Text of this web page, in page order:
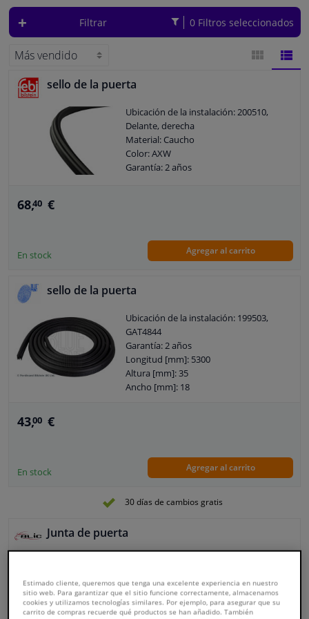
Ventanas y accesorios
Limpieza y proteccón
Taller y herramientas
Accesorios para autocaravana, motor, bicicleta y barco
Sensores y Aparatos Electrónicos
deberá reemplazar las juntas de goma. En Winparts encontrará fácilmente
las piezas adecuadas con su matrícula. Introduzca la comprobación de
matrícula en el sitio web. A continuación, le mostraremos las piezas
Filtrar 0 Filtros seleccionados
DE
sello de la puerta
Ubicación de la instalación: 200510,
Delante, derecha
Material: Caucho
Color: AXW
Garantía: 2 años
68,40 €
En stock Agregar al carrito
sello de la puerta
Ubicación de la instalación: 199503,
GAT4844
Garantía: 2 años
Longitud [mm]: 5300
Altura [mm]: 35
Ancho [mm]: 18
43,00 €
En stock Agregar al carrito
30 días de cambios gratis
Junta de puerta
Garantía: 2 años
Modelo: Saloon
Estimado cliente, queremos que tenga una excelente experiencia en nuestro
sitio web. Para garantizar que el sitio funcione correctamente, almacenamos
cookies y utilizamos tecnologías similares. Por ejemplo, para asegurar que su
carrito de compras recuerde qué productos se han añadido. También